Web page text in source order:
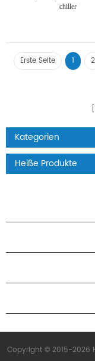
chiller
Erste Seite 1 2
Kategorien
Heiße Produkte
Copyright © 2015-2026